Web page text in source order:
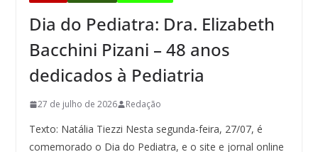
Dia do Pediatra: Dra. Elizabeth
Bacchini Pizani – 48 anos
dedicados à Pediatria
27 de julho de 2026 Redação
Texto: Natália Tiezzi Nesta segunda-feira, 27/07, é
comemorado o Dia do Pediatra, e o site e jornal online